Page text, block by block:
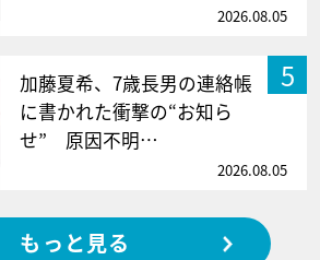
2026.08.05
5
加藤夏希、7歳長男の連絡帳
に書かれた衝撃の“お知ら
せ” 原因不明…
2026.08.05
もっと見る